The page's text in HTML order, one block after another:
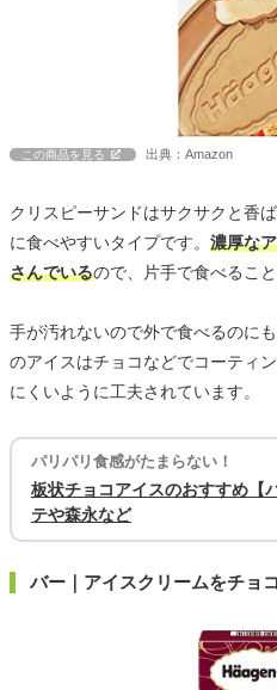
この商品を見る 出典：Amazon
クリスピーサンドはサクサクと香
に食べやすいタイプです。 濃厚な
さんでいるので、片手で食べること
手が汚れないので外で食べるのに
のアイスはチョコなどでコーティ
にくいように工夫されています。
パリパリ食感がたまらない！
板状チョコアイスのおすすめ【
テや森永など
バー｜アイスクリームをチョ